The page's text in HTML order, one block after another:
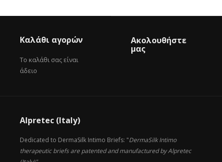
Καλάθι αγορών
Το καλάθι σας είναι
άδειο
Ακολουθήστε
μας
Alpretec (Italy)
Dedicated to DermaSilk Intimo Briefs: "DermaSilk Intimo
therapeutic briefs are patented and manufactured by Alpretec